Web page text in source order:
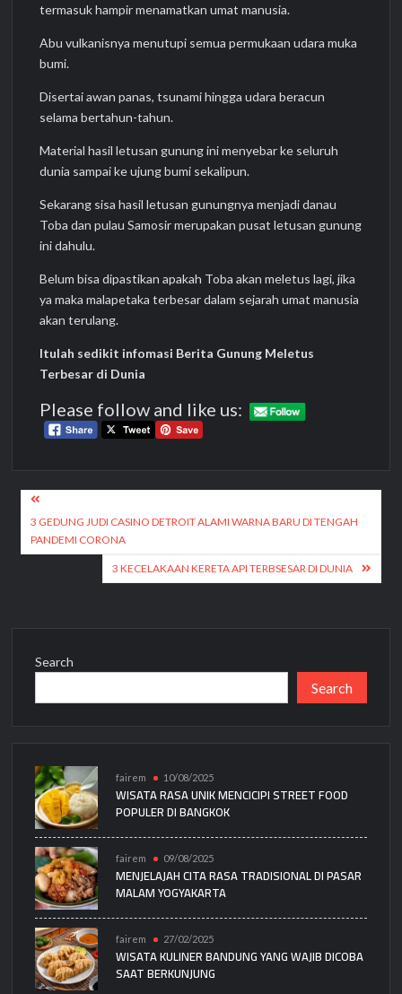
termasuk hampir menamatkan umat manusia.
Abu vulkanisnya menutupi semua permukaan udara muka
bumi.
Disertai awan panas, tsunami hingga udara beracun
selama bertahun-tahun.
Material hasil letusan gunung ini menyebar ke seluruh
dunia sampai ke ujung bumi sekalipun.
Sekarang sisa hasil letusan gunungnya menjadi danau
Toba dan pulau Samosir merupakan pusat letusan gunung
ini dahulu.
Belum bisa dipastikan apakah Toba akan meletus lagi, jika
ya maka malapetaka terbesar dalam sejarah umat manusia
akan terulang.
Itulah sedikit infomasi Berita Gunung Meletus
Terbesar di Dunia
Please follow and like us:
Post
navigation
3 GEDUNG JUDI CASINO DETROIT ALAMI WARNA BARU DI TENGAH
PANDEMI CORONA
3 KECELAKAAN KERETA API TERBSESAR DI DUNIA
Search
Search
fairem 10/08/2025
WISATA RASA UNIK MENCICIPI STREET FOOD
POPULER DI BANGKOK
fairem 09/08/2025
MENJELAJAH CITA RASA TRADISIONAL DI PASAR
MALAM YOGYAKARTA
fairem 27/02/2025
WISATA KULINER BANDUNG YANG WAJIB DICOBA
SAAT BERKUNJUNG